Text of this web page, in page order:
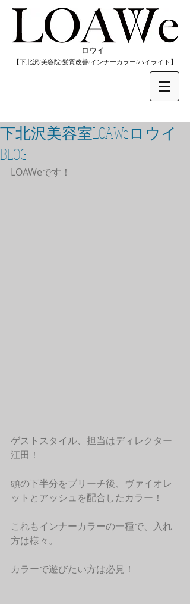
​ロウイ
​【下北沢/美容院/髪質改善/インナーカラー/​ハイライト】
下北沢美容室LOAWeロウイ
BLOG
LOAWeです！
ゲストスタイル、担当はディレクター
江田！
頭の下半分をブリーチ後、ヴァイオレ
ットとアッシュを配合したカラー！
これもインナーカラーの一種で、入れ
方は様々。
カラーで遊びたい方は必見！